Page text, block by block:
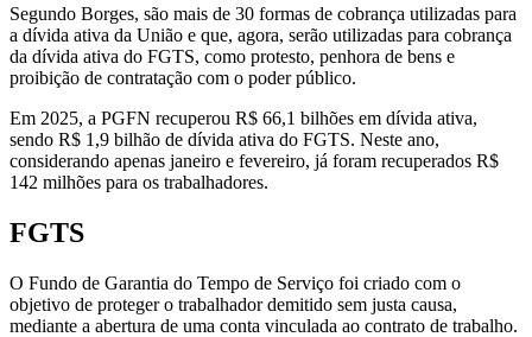
Segundo Borges, são mais de 30 formas de cobrança utilizadas para
a dívida ativa da União e que, agora, serão utilizadas para cobrança
da dívida ativa do FGTS, como protesto, penhora de bens e
proibição de contratação com o poder público.
Em 2025, a PGFN recuperou R$ 66,1 bilhões em dívida ativa,
sendo R$ 1,9 bilhão de dívida ativa do FGTS. Neste ano,
considerando apenas janeiro e fevereiro, já foram recuperados R$
142 milhões para os trabalhadores.
FGTS
O Fundo de Garantia do Tempo de Serviço foi criado com o
objetivo de proteger o trabalhador demitido sem justa causa,
mediante a abertura de uma conta vinculada ao contrato de trabalho.